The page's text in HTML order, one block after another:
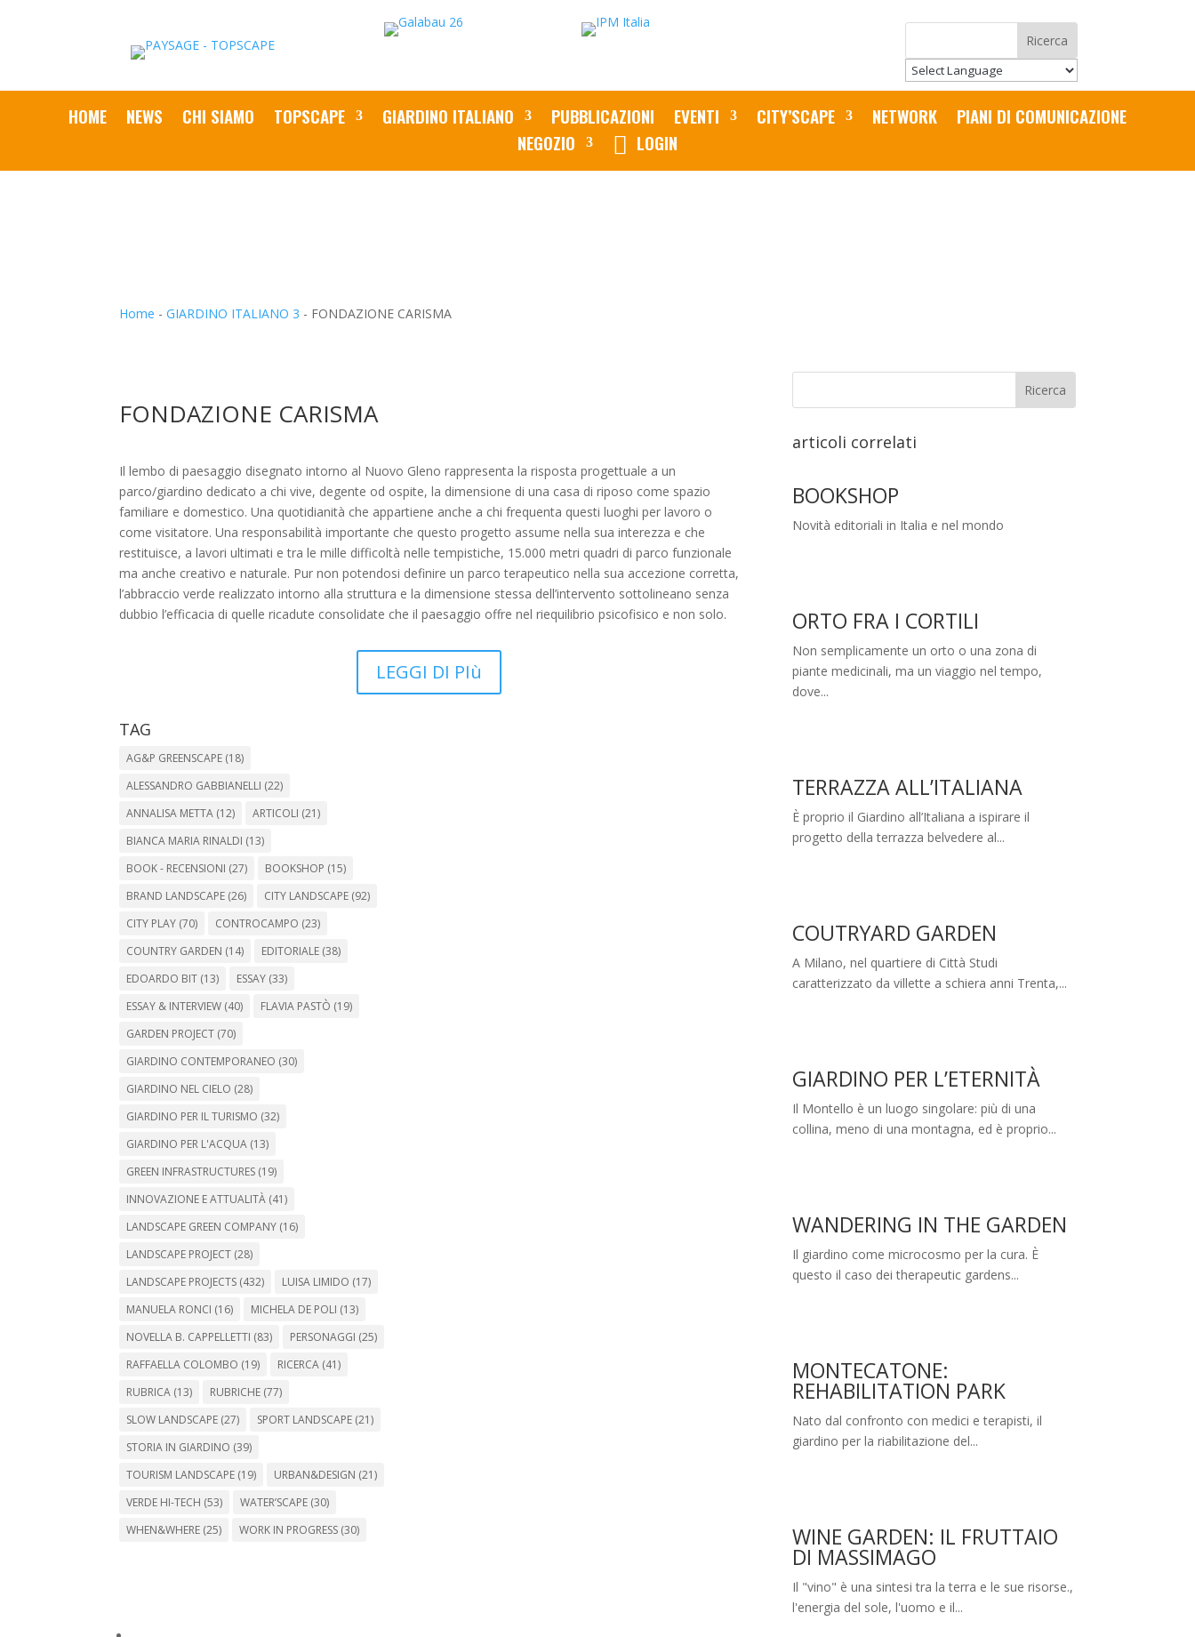
HOME NEWS CHI SIAMO TOPSCAPE GIARDINO ITALIANO PUBBLICAZIONI EVENTI CITY’SCAPE NETWORK
PIANI DI COMUNICAZIONE
NEGOZIO
LOGIN
Home -GIARDINO ITALIANO 3 - FONDAZIONE CARISMA
FONDAZIONE CARISMA
Il lembo di paesaggio disegnato intorno al Nuovo Gleno rappresenta la risposta progettuale a un
parco/giardino dedicato a chi vive, degente od ospite, la dimensione di una casa di riposo come spazio
familiare e domestico. Una quotidianità che appartiene anche a chi frequenta questi luoghi per lavoro o
come visitatore. Una responsabilità importante che questo progetto assume nella sua interezza e che
restituisce, a lavori ultimati e tra le mille difficoltà nelle tempistiche, 15.000 metri quadri di parco funzionale
ma anche creativo e naturale. Pur non potendosi definire un parco terapeutico nella sua accezione corretta,
l’abbraccio verde realizzato intorno alla struttura e la dimensione stessa dell’intervento sottolineano senza
dubbio l’efficacia di quelle ricadute consolidate che il paesaggio offre nel riequilibrio psicofisico e non solo.
LEGGI DI PIù
TAG
AG&P GREENSCAPE (18)
ALESSANDRO GABBIANELLI (22)
ANNALISA METTA (12) ARTICOLI (21)
BIANCA MARIA RINALDI (13)
BOOK - RECENSIONI (27) BOOKSHOP (15)
BRAND LANDSCAPE (26) CITY LANDSCAPE (92)
CITY PLAY (70) CONTROCAMPO (23)
COUNTRY GARDEN (14) EDITORIALE (38)
EDOARDO BIT (13) ESSAY (33)
ESSAY & INTERVIEW (40) FLAVIA PASTÒ (19)
GARDEN PROJECT (70)
GIARDINO CONTEMPORANEO (30)
GIARDINO NEL CIELO (28)
GIARDINO PER IL TURISMO (32)
GIARDINO PER L'ACQUA (13)
GREEN INFRASTRUCTURES (19)
INNOVAZIONE E ATTUALITÀ (41)
LANDSCAPE GREEN COMPANY (16)
LANDSCAPE PROJECT (28)
LANDSCAPE PROJECTS (432) LUISA LIMIDO (17)
MANUELA RONCI (16) MICHELA DE POLI (13)
NOVELLA B. CAPPELLETTI (83) PERSONAGGI (25)
RAFFAELLA COLOMBO (19) RICERCA (41)
RUBRICA (13) RUBRICHE (77)
SLOW LANDSCAPE (27) SPORT LANDSCAPE (21)
STORIA IN GIARDINO (39)
TOURISM LANDSCAPE (19) URBAN&DESIGN (21)
VERDE HI-TECH (53) WATER’SCAPE (30)
WHEN&WHERE (25) WORK IN PROGRESS (30)
articoli correlati
BOOKSHOP
Novità editoriali in Italia e nel mondo
ORTO FRA I CORTILI
Non semplicamente un orto o una zona di
piante medicinali, ma un viaggio nel tempo,
dove...
TERRAZZA ALL’ITALIANA
È proprio il Giardino all’Italiana a ispirare il
progetto della terrazza belvedere al...
COUTRYARD GARDEN
A Milano, nel quartiere di Città Studi
caratterizzato da villette a schiera anni Trenta,...
GIARDINO PER L’ETERNITÀ
Il Montello è un luogo singolare: più di una
collina, meno di una montagna, ed è proprio...
WANDERING IN THE GARDEN
Il giardino come microcosmo per la cura. È
questo il caso dei therapeutic gardens...
MONTECATONE:
REHABILITATION PARK
Nato dal confronto con medici e terapisti, il
giardino per la riabilitazione del...
WINE GARDEN: IL FRUTTAIO
DI MASSIMAGO
Il "vino" è una sintesi tra la terra e le sue risorse.,
l'energia del sole, l'uomo e il...